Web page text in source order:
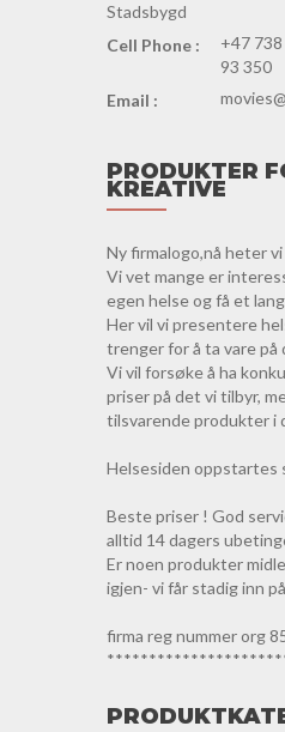
Stadsbygd
Cell Phone :
+47
93 350
Email :
PRODUKTER
KREATIVE
Ny firmalogo,nå heter
Vi vet mange er
egen helse og få et
Her vil vi presentere
trenger for å ta vare på
Vi vil forsøke å ha
priser på det vi tilbyr,
tilsvarende produkter i
Helsesiden oppstartes
Beste priser ! God
alltid 14 dagers
Er noen produkter
igjen- vi får stadig inn
firma reg nummer org